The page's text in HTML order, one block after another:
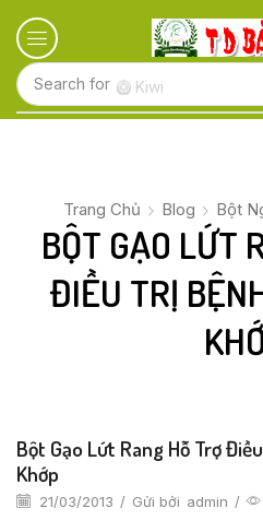
Search for 🥝 Kiwi
Trang Chủ Blog Bột
BỘT GẠO LỨT
ĐIỀU TRỊ
Bột Gạo Lứt Rang Hỗ Trợ
Khớp
21/03/2013 / Gửi bởi admin /